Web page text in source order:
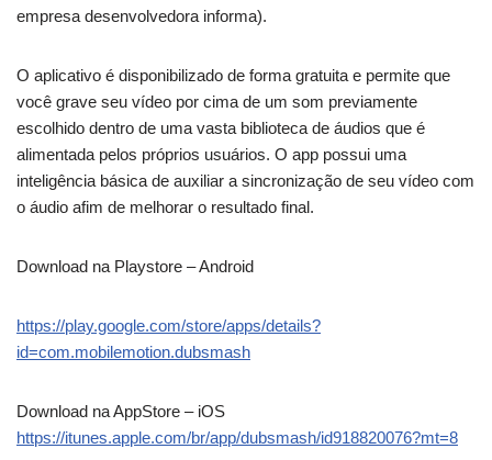
empresa desenvolvedora informa).
O aplicativo é disponibilizado de forma gratuita e permite que
você grave seu vídeo por cima de um som previamente
escolhido dentro de uma vasta biblioteca de áudios que é
alimentada pelos próprios usuários. O app possui uma
inteligência básica de auxiliar a sincronização de seu vídeo com
o áudio afim de melhorar o resultado final.
Download na Playstore – Android
https://play.google.com/store/apps/details?
id=com.mobilemotion.dubsmash
Download na AppStore – iOS
https://itunes.apple.com/br/app/dubsmash/id918820076?mt=8